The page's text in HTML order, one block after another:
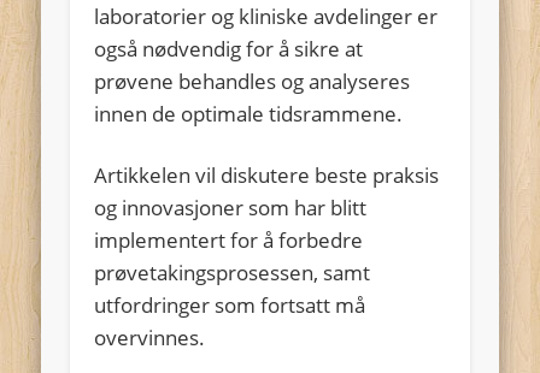
laboratorier og kliniske avdelinger er
også nødvendig for å sikre at
prøvene behandles og analyseres
innen de optimale tidsrammene.
Artikkelen vil diskutere beste praksis
og innovasjoner som har blitt
implementert for å forbedre
prøvetakingsprosessen, samt
utfordringer som fortsatt må
overvinnes.